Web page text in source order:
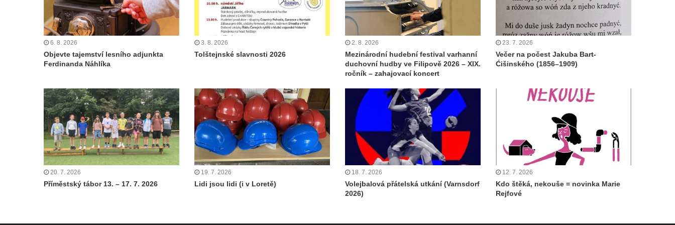
6. 8. 2026
Objevte tajemství lesního adjunkta
Ferdinanda Náhlíka
3. 8. 2026
Tolštejnské slavnosti 2026
2. 8. 2026
Mezinárodní hudební festival varhanní
duchovní hudby ve Filipově 2026 – XIX.
ročník – zahajovací koncert
23. 7. 2026
Večer na počest Jakuba Bart-
Ćišinského (1856–1909)
20. 7. 2026
Příměstský tábor 13. – 17. 7. 2026
19. 7. 2026
Lidi jsou lidi (i v Loretě)
18. 7. 2026
Volejbalová přátelská utkání (Varnsdorf
2026)
12. 7. 2026
Kdo štěká, nekouše = novinka Marie
Rejfové